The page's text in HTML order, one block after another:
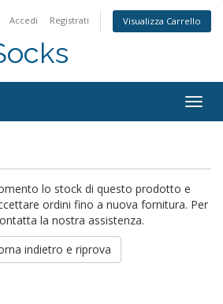
Accedi Registrati Visualizza Carrello
lo stock di questo prodotto e
ordini fino a nuova fornitura. Per
la nostra assistenza.
indietro e riprova